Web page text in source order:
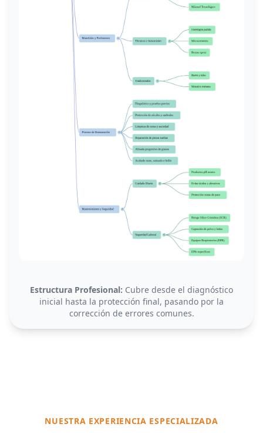
Estructura Profesional: Cubre desde el diagnóstico
inicial hasta la protección final, pasando por la
corrección de errores comunes.
NUESTRA EXPERIENCIA ESPECIALIZADA